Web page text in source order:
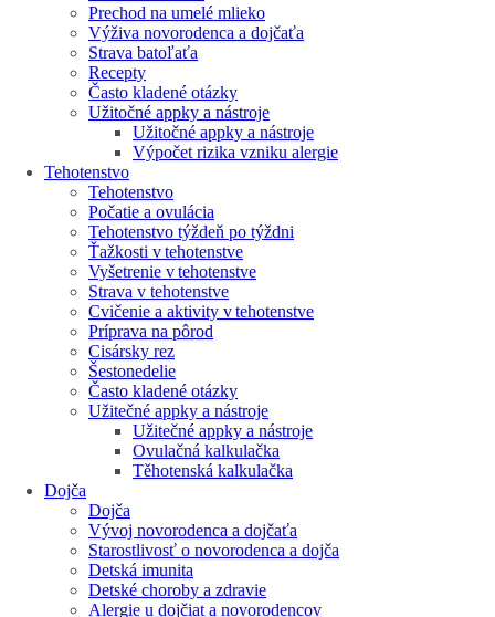
Prechod na umelé mlieko
Výživa novorodenca a dojčaťa
Strava batoľaťa
Recepty
Často kladené otázky
Užitočné appky a nástroje
Užitočné appky a nástroje
Výpočet rizika vzniku alergie
Tehotenstvo
Tehotenstvo
Počatie a ovulácia
Tehotenstvo týždeň po týždni
Ťažkosti v tehotenstve
Vyšetrenie v tehotenstve
Strava v tehotenstve
Cvičenie a aktivity v tehotenstve
Príprava na pôrod
Cisársky rez
Šestonedelie
Často kladené otázky
Užitečné appky a nástroje
Užitečné appky a nástroje
Ovulačná kalkulačka
Těhotenská kalkulačka
Dojča
Dojča
Vývoj novorodenca a dojčaťa
Starostlivosť o novorodenca a dojča
Detská imunita
Detské choroby a zdravie
Alergie u dojčiat a novorodencov